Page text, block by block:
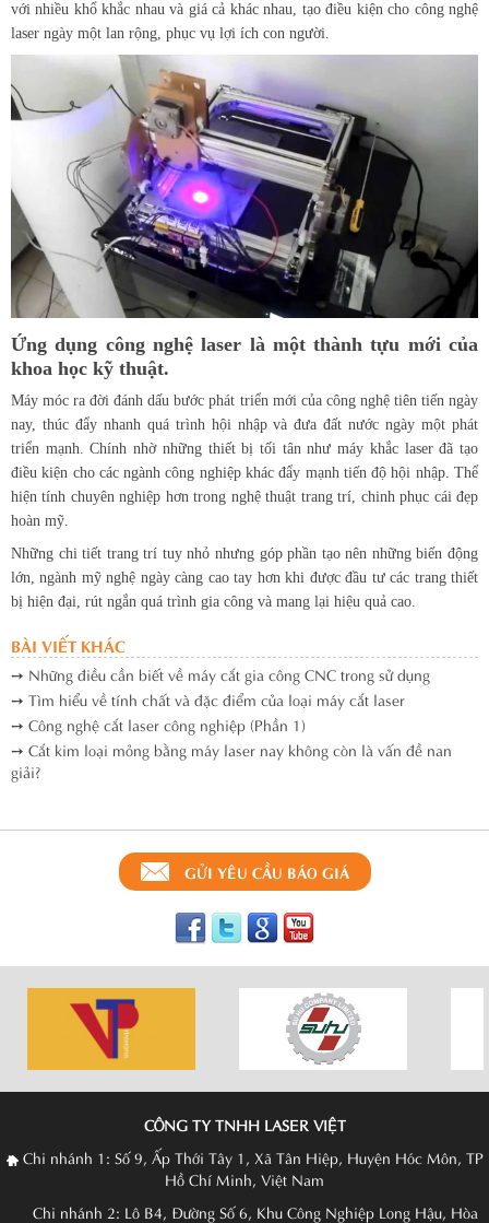
với nhiều khổ khắc nhau và giá cả khác nhau, tạo điều kiện cho công nghệ
laser ngày một lan rộng, phục vụ lợi ích con người.
Ứng dụng công nghệ laser là một thành tựu mới của
khoa học kỹ thuật.
Máy móc ra đời đánh dấu bước phát triển mới của công nghệ tiên tiến ngày
nay, thúc đẩy nhanh quá trình hội nhập và đưa đất nước ngày một phát
triển mạnh. Chính nhờ những thiết bị tối tân như máy khắc laser đã tạo
điều kiện cho các ngành công nghiệp khác đẩy mạnh tiến độ hội nhập. Thể
hiện tính chuyên nghiệp hơn trong nghệ thuật trang trí, chinh phục cái đẹp
hoàn mỹ.
Những chi tiết trang trí tuy nhỏ nhưng góp phần tạo nên những biến động
lớn, ngành mỹ nghệ ngày càng cao tay hơn khi được đầu tư các trang thiết
bị hiện đại, rút ngắn quá trình gia công và mang lại hiệu quả cao.
BÀI VIẾT KHÁC
➙ Những điều cần biết về máy cắt gia công CNC trong sử dụng
➙ Tìm hiểu về tính chất và đặc điểm của loại máy cắt laser
➙ Công nghệ cắt laser công nghiệp (Phần 1)
➙ Cắt kim loại mỏng bằng máy laser nay không còn là vấn đề nan
giải?
GỬI YÊU CẦU BÁO GIÁ
CÔNG TY TNHH LASER VIỆT
Chi nhánh 1: Số 9, Ấp Thới Tây 1, Xã Tân Hiệp, Huyện Hóc Môn, TP
Hồ Chí Minh, Việt Nam
Chi nhánh 2: Lô B4, Đường Số 6, Khu Công Nghiệp Long Hậu, Hòa